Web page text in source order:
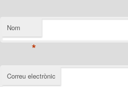
Nom
*
Correu electrònic